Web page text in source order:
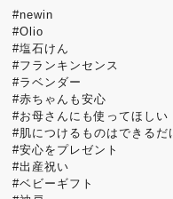
#newin
#Olio
#塩石けん
#フランキンセンス
#ラベンダー
#赤ちゃんも安心
#お母さんにも使ってほしい
#肌につけるものはできるだ
#安心をプレゼント
#出産祝い
#ベビーギフト